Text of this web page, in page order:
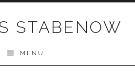
STABENOW
MENU